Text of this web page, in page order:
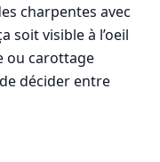
charpentes avec
soit visible à l’oeil
ou carottage
décider entre